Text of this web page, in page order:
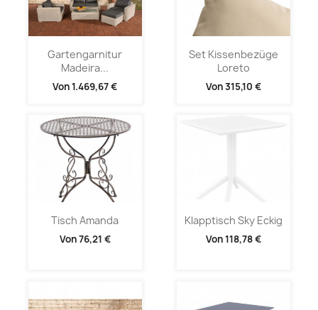
Gartengarnitur
Madeira...
Von1.469,67 €
Set Kissenbezüge
Loreto
Von315,10 €
Tisch Amanda
Von76,21 €
Klapptisch Sky Eckig
Von118,78 €